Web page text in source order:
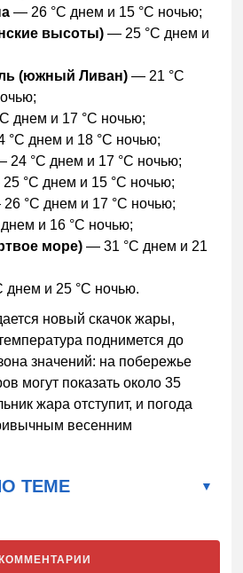
— 26 °C днем и 15 °C ночью;
высоты) — 25 °C днем и
(южный Ливан) — 21 °C
днем и 17 °C ночью;
°C днем и 18 °C ночью;
24 °C днем и 17 °C ночью;
°C днем и 15 °C ночью;
°C днем и 17 °C ночью;
и 16 °C ночью;
море) — 31 °C днем и 21
днем и 25 °C ночью.
новый скачок жары,
поднимется до
значений: на побережье
могут показать около 35
жара отступит, и погода
весенним
ТЕМЕ